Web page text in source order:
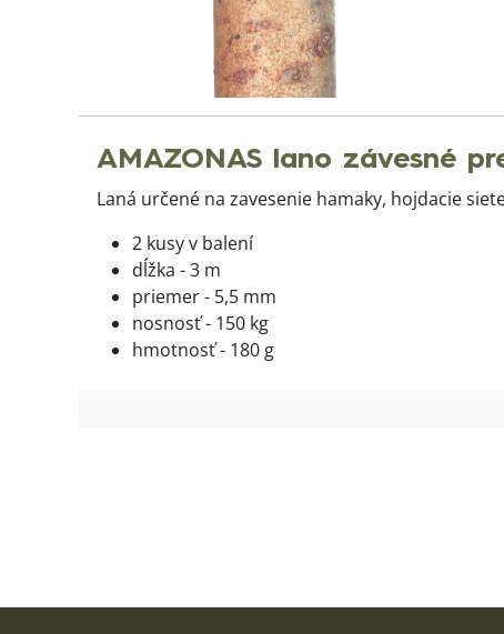
AMAZONAS lano závesné
Laná určené na zavesenie hamaky, hojdacie
2 kusy v balení
dĺžka - 3 m
priemer - 5,5 mm
nosnosť - 150 kg
hmotnosť - 180 g